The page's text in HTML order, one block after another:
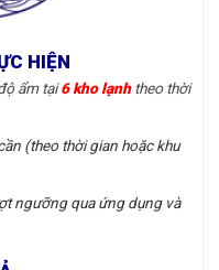
HIỆN
ẩm tại6 kho lạnhtheo thời
(theo thời gian hoặc khu
ngưỡng qua ứng dụng và